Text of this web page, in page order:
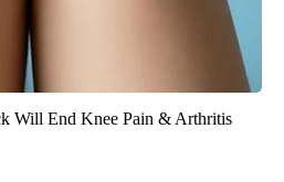
Will End Knee Pain & Arthritis